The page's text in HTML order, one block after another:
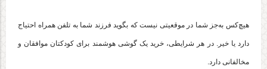
هیچ‌کس به‌جز شما در موقعیتی نیست که بگوید فرزند شما به تلفن همراه احتیاج
دارد یا خیر. در هر شرایطی، خرید یک گوشی هوشمند برای کودکتان موافقان و
مخالفانی دارد.